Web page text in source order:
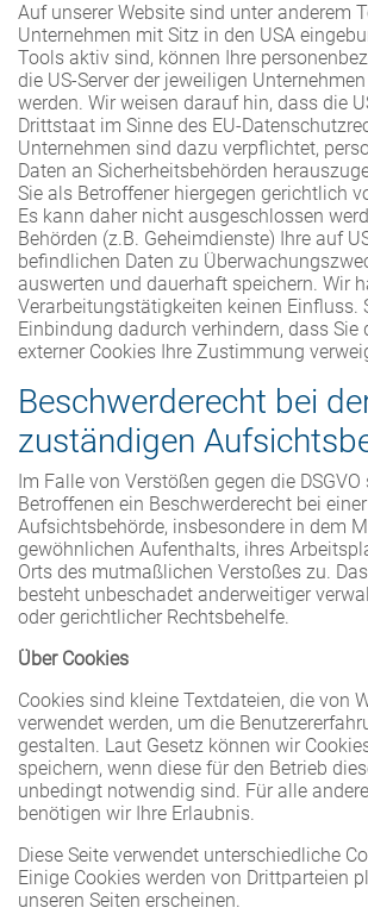
Auf unserer Website sind unter anderem
Unternehmen mit Sitz in den USA
Tools aktiv sind, können Ihre
die US-Server der jeweiligen
werden. Wir weisen darauf hin, dass die
Drittstaat im Sinne des EU-
Unternehmen sind dazu verpflichtet,
Daten an Sicherheitsbehörden
Sie als Betroffener hiergegen gerichtlich
Es kann daher nicht ausgeschlossen
Behörden (z.B. Geheimdienste) Ihre auf
befindlichen Daten zu
auswerten und dauerhaft speichern. Wir
Verarbeitungstätigkeiten keinen Einfluss.
Einbindung dadurch verhindern, dass Sie
externer Cookies Ihre Zustimmung
Beschwerde­recht bei
zuständigen
Im Falle von Verstößen gegen die DSGVO
Betroffenen ein Beschwerderecht bei einer
Aufsichtsbehörde, insbesondere in dem
gewöhnlichen Aufenthalts, ihres
Orts des mutmaßlichen Verstoßes zu.
besteht unbeschadet anderweitiger
oder gerichtlicher Rechtsbehelfe.
Über Cookies
Cookies sind kleine Textdateien, die von
verwendet werden, um die
gestalten. Laut Gesetz können wir
speichern, wenn diese für den Betrieb
unbedingt notwendig sind. Für alle
benötigen wir Ihre Erlaubnis.
Diese Seite verwendet unterschiedliche
Einige Cookies werden von Drittparteien
unseren Seiten erscheinen.